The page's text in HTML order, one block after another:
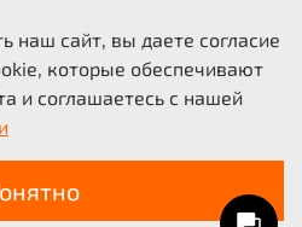
Новосибирск
наш сайт, вы даете согласие
которые обеспечивают
и соглашаетесь с нашей